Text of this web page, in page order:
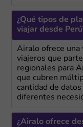
¿Qué tipos de
viajar desde
Airalo ofrece una
viajeros que
regionales para
que cubren
cantidad de
diferentes
¿Airalo ofrece